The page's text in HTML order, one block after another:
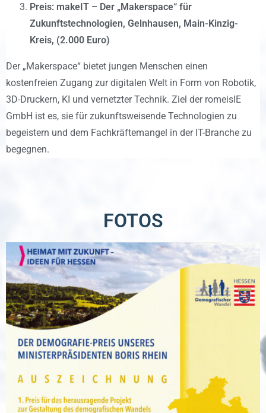
Preis: makeIT – Der „Makerspace“ für
Zukunftstechnologien, Gelnhausen, Main-Kinzig-
Kreis, (2.000 Euro)
Der „Makerspace“ bietet jungen Menschen einen
kostenfreien Zugang zur digitalen Welt in Form von Robotik,
3D-Druckern, KI und vernetzter Technik. Ziel der romeisIE
GmbH ist es, sie für zukunftsweisende Technologien zu
begeistern und dem Fachkräftemangel in der IT-Branche zu
begegnen.
FOTOS